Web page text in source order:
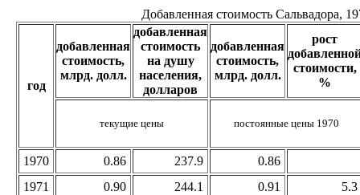
Добавленная стоимость Сальвадора,
год
добавленная
стоимость,
млрд. долл.
добавленная
стоимость
на душу
населения,
долларов
добавленная
стоимость,
млрд. долл.
рост
стоимости,
%
текущие цены постоянные цены 1970
1970 0.86 237.9
0.86
1971
0.90 244.1 0.91
5.3